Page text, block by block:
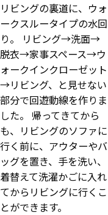
リビングの裏道に、ウォ
ークスルータイプの水回
り。 リビング→洗面→
脱衣→家事スペース→ウ
ォークインクローゼット
→リビング、と見せない
部分で回遊動線を作りま
した。 帰ってきてから
も、リビングのソファに
行く前に、アウターやバ
ッグを置き、手を洗い、
着替えて洗濯かごに入れ
てからリビングに行くこ
とができます。